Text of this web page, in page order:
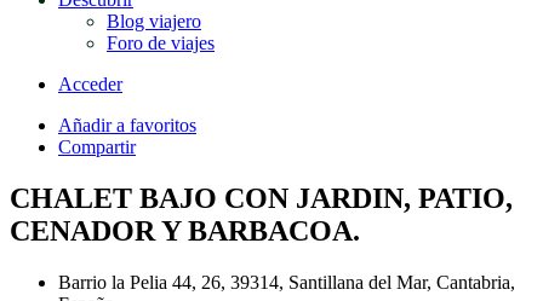
Blog viajero
Foro de viajes
Acceder
Añadir a favoritos
Compartir
CHALET BAJO CON JARDIN, PATIO,
CENADOR Y BARBACOA.
Barrio la Pelia 44, 26, 39314, Santillana del Mar, Cantabria,